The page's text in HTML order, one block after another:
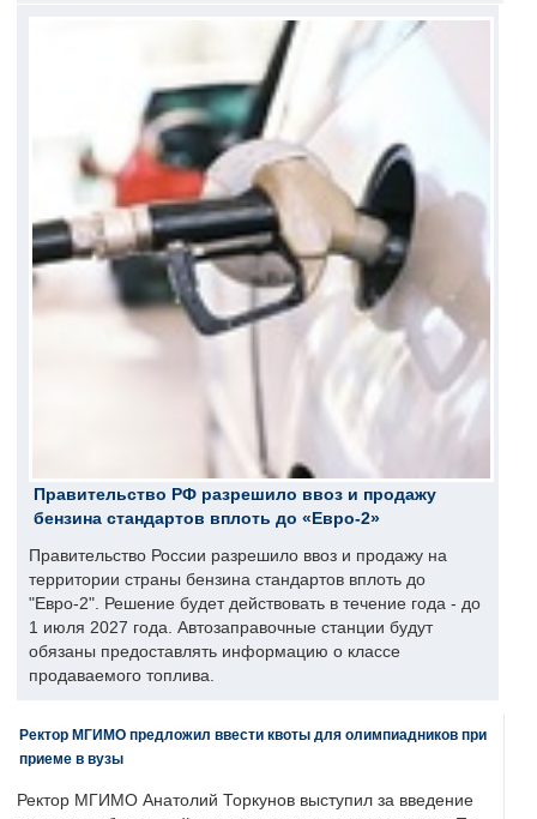
Правительство РФ разрешило ввоз и продажу
бензина стандартов вплоть до «Евро-2»
Правительство России разрешило ввоз и продажу на
территории страны бензина стандартов вплоть до
"Евро-2". Решение будет действовать в течение года - до
1 июля 2027 года. Автозаправочные станции будут
обязаны предоставлять информацию о классе
продаваемого топлива.
Ректор МГИМО предложил ввести квоты для олимпиадников при
приеме в вузы
Ректор МГИМО Анатолий Торкунов выступил за введение